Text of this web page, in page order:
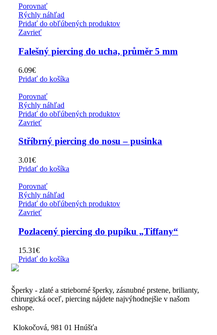
Porovnať
Rýchly náhľad
Pridať do obľúbených produktov
Zavrieť
Falešný piercing do ucha, průměr 5 mm
6.09€
Pridať do košíka
Porovnať
Rýchly náhľad
Pridať do obľúbených produktov
Zavrieť
Stříbrný piercing do nosu – pusinka
3.01€
Pridať do košíka
Porovnať
Rýchly náhľad
Pridať do obľúbených produktov
Zavrieť
Pozlacený piercing do pupíku „Tiffany“
15.31€
Pridať do košíka
Šperky - zlaté a strieborné šperky, zásnubné prstene, brilianty,
chirurgická oceľ, piercing nájdete najvýhodnejšie v našom
eshope.
Klokočová, 981 01 Hnúšťa